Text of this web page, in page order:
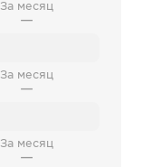
За месяц
—
За месяц
—
За месяц
—